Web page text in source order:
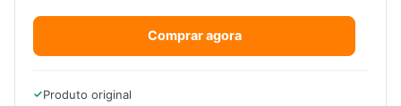
Comprar agora
Produto original